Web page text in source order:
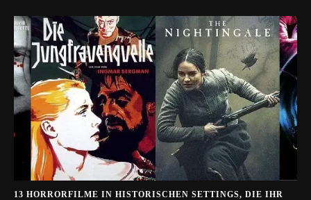
13 HORRORFILME IN HISTORISCHEN SETTINGS, DIE IHR